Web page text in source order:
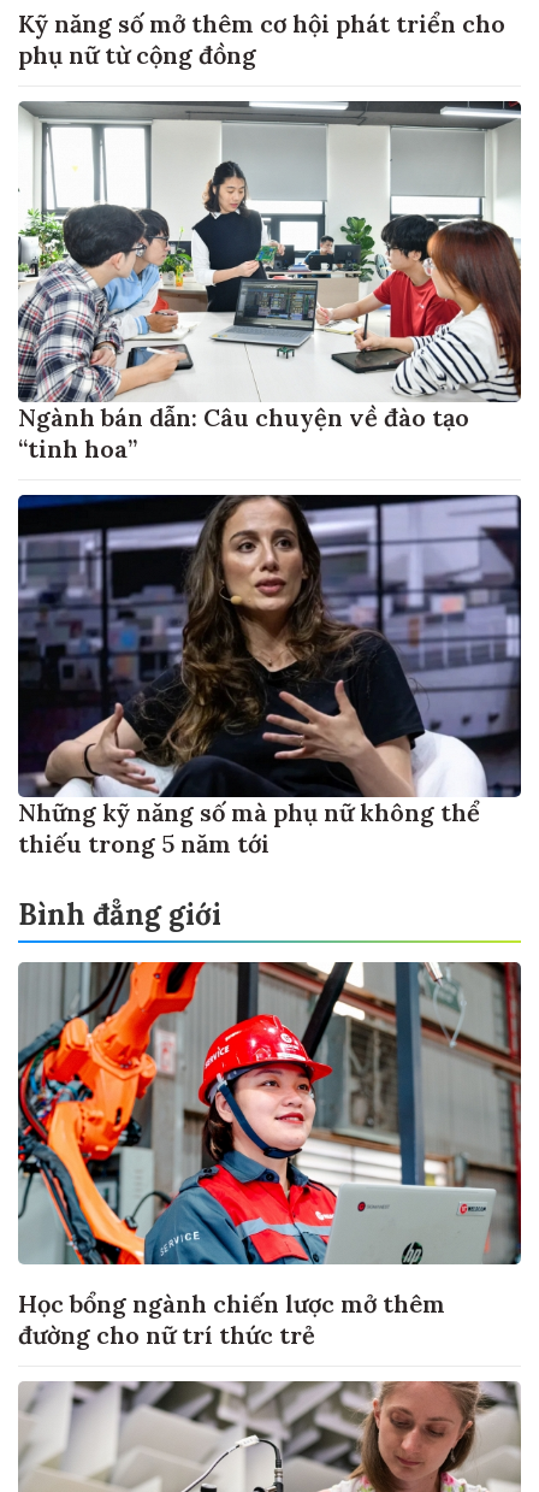
Kỹ năng số mở thêm cơ hội phát triển cho
phụ nữ từ cộng đồng
Ngành bán dẫn: Câu chuyện về đào tạo
“tinh hoa”
Những kỹ năng số mà phụ nữ không thể
thiếu trong 5 năm tới
Bình đẳng giới
Học bổng ngành chiến lược mở thêm
đường cho nữ trí thức trẻ